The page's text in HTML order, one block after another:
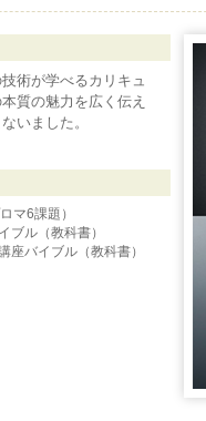
術が学べるカリキュ
質の魅力を広く伝え
いました。
マ6課題）
ブル（教科書）
座バイブル（教科書）